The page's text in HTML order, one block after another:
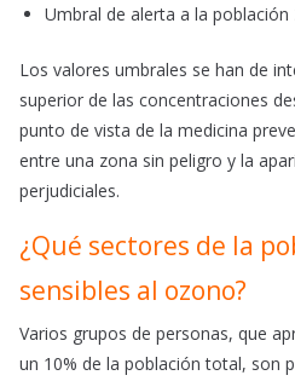
Umbral de alerta a la
Los valores umbrales se han de
superior de las concentraciones
punto de vista de la medicina
entre una zona sin peligro y la
perjudiciales.
¿Qué sectores de la
sensibles al ozono?
Varios grupos de personas, que
un 10% de la población total, son